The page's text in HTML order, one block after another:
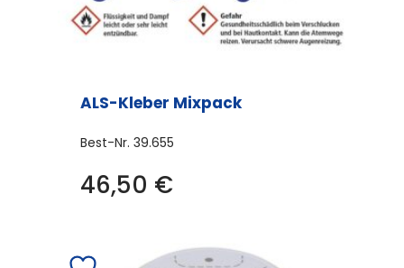
ALS-Kleber Mixpack
Best-Nr. 39.655
46,50 €